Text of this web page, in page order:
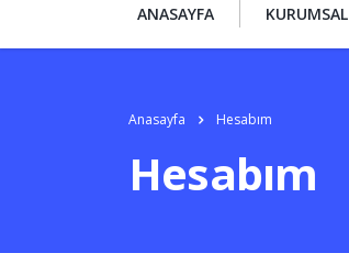
ANASAYFA KURUMSAL
Anasayfa Hesabım
Hesabım